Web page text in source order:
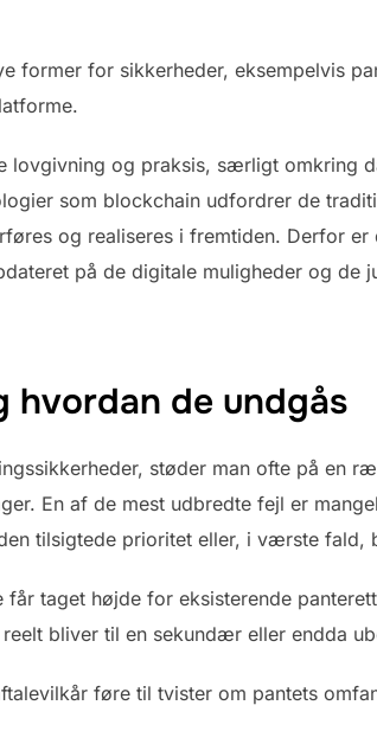
former for sikkerheder, eksempelvis
lovgivning og praksis, særligt omkring
som blockchain udfordrer de
og realiseres i fremtiden. Derfor
på de digitale muligheder og de
hvordan de undgås
støder man ofte på en
En af de mest udbredte fejl er
tilsigtede prioritet eller, i værste fald,
taget højde for eksisterende
bliver til en sekundær eller endda
føre til tvister om pantets